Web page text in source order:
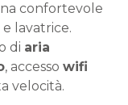
confortevole
lavatrice.
di aria
, accesso wifi
velocità.